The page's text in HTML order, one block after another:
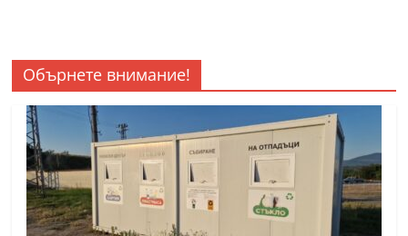
Обърнете внимание!